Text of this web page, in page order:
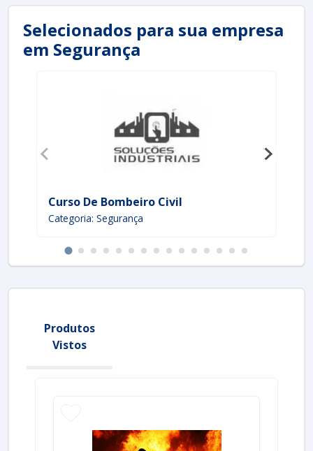
preparado para preservar a segurança e integridade
de seu ambiente de trabalho por meio da formação
adequada em brigada de emergência.
Selecionados para sua empresa
em Segurança
Curso De Bombeiro Civil
Categoria: Segurança
Produtos
Vistos